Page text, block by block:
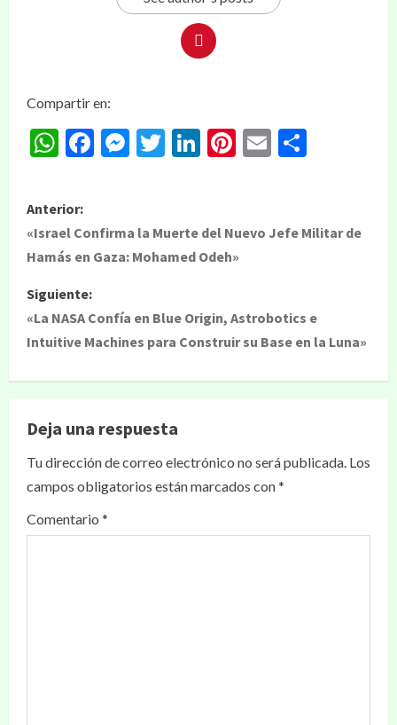
Compartir en:
WhatsApp
Facebook
Messenger
Twitter
LinkedIn
Pinterest
Email
Anterior:
«Israel Confirma la Muerte del Nuevo Jefe Militar de
Hamás en Gaza: Mohamed Odeh»
Siguiente:
«La NASA Confía en Blue Origin, Astrobotics e
Intuitive Machines para Construir su Base en la Luna»
Deja una respuesta
Tu dirección de correo electrónico no será publicada. Los
campos obligatorios están marcados con*
Comentario *